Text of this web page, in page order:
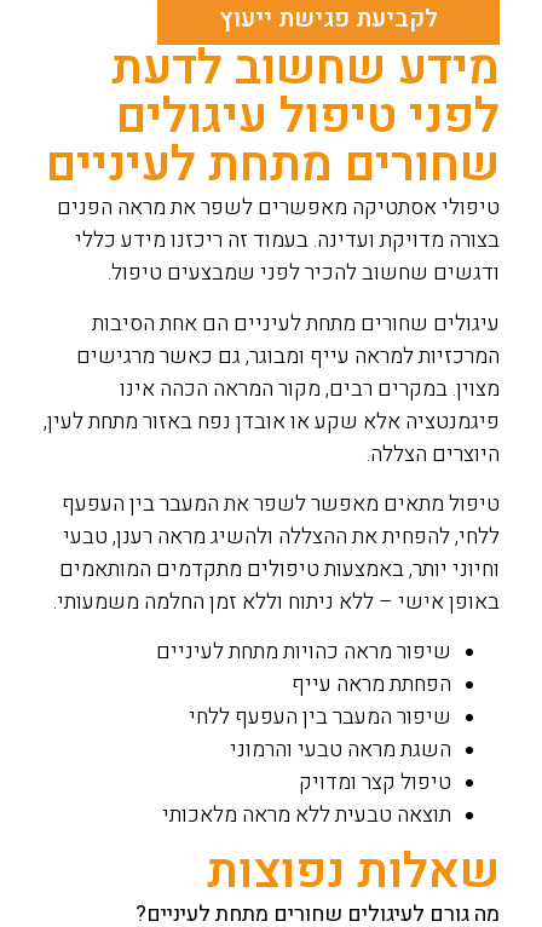
לקביעת פגישת ייעוץ
מידע שחשוב לדעת
לפני טיפול עיגולים
שחורים מתחת לעיניים
טיפולי אסתטיקה מאפשרים לשפר את מראה הפנים
בצורה מדויקת ועדינה. בעמוד זה ריכזנו מידע כללי
ודגשים שחשוב להכיר לפני שמבצעים טיפול.
עיגולים שחורים מתחת לעיניים הם אחת הסיבות
המרכזיות למראה עייף ומבוגר, גם כאשר מרגישים
מצוין. במקרים רבים, מקור המראה הכהה אינו
פיגמנטציה אלא שקע או אובדן נפח באזור מתחת לעין,
היוצרים הצללה.
טיפול מתאים מאפשר לשפר את המעבר בין העפעף
ללחי, להפחית את ההצללה ולהשיג מראה רענן, טבעי
וחיוני יותר, באמצעות טיפולים מתקדמים המותאמים
באופן אישי – ללא ניתוח וללא זמן החלמה משמעותי.
שיפור מראה כהויות מתחת לעיניים
הפחתת מראה עייף
שיפור המעבר בין העפעף ללחי
השגת מראה טבעי והרמוני
טיפול קצר ומדויק
תוצאה טבעית ללא מראה מלאכותי
שאלות נפוצות
מה גורם לעיגולים שחורים מתחת לעיניים?